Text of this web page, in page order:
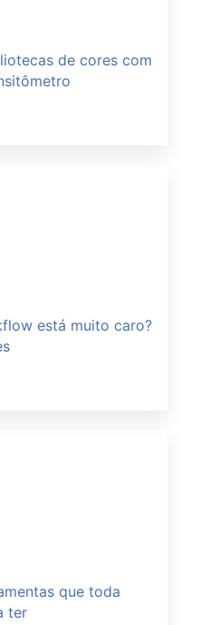
de cores com
está muito caro?
que toda
ter